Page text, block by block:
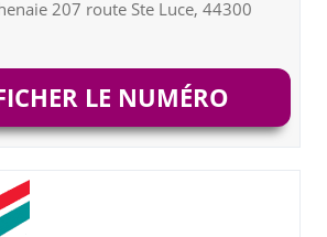
207 route Ste Luce, 44300
LE NUMÉRO